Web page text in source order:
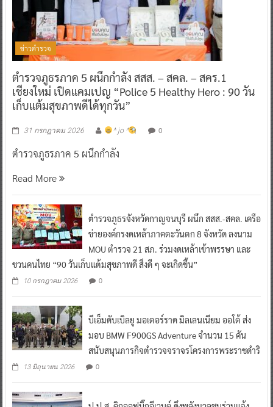
ข่าวตำรวจ
ตำรวจภูธรภาค 5 ผนึกกำลัง สสส. – สคล. – สคร.1
เชียงใหม่ เปิดแคมเปญ “Police 5 Healthy Hero : 90 วัน
เก็บแต้มสุขภาพดีได้ทุกวัน”
31 กรกฎาคม 2026 ^ jo ^ 0
ตำรวจภูธรภาค 5 ผนึกกำลัง
Read More
ตำรวจภูธรจังหวัดกาญจนบุรี ผนึก สสส.-สคล. เครือ
ข่ายองค์กรงดเหล้าภาคตะวันตก 8 จังหวัด ลงนาม
MOU ตำรวจ 21 สภ. ร่วมงดเหล้าเข้าพรรษา และ
ชวนคนไทย “90 วันเก็บแต้มสุขภาพดี สิ่งดี ๆ จะเกิดขึ้น”
10 กรกฎาคม 2026 0
บีเอ็มดับเบิลยู มอเตอร์ราด มิลเลนเนียม ออโต้ ส่ง
มอบ BMW F900GS Adventure จำนวน 15 คัน
สนับสนุนภารกิจตำรวจจราจรโครงการพระราชดำริ
13 มิถุนายน 2026 0